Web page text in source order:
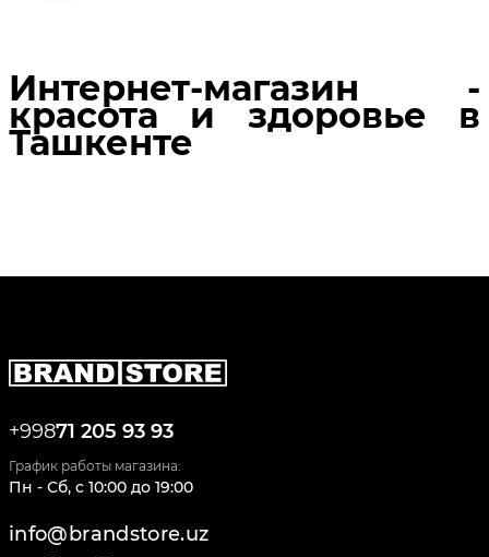
Интернет-магазин -
красота и здоровье в
Ташкенте
+99871 205 93 93
График работы магазина:
Пн - Сб, c 10:00 до 19:00
info@brandstore.uz